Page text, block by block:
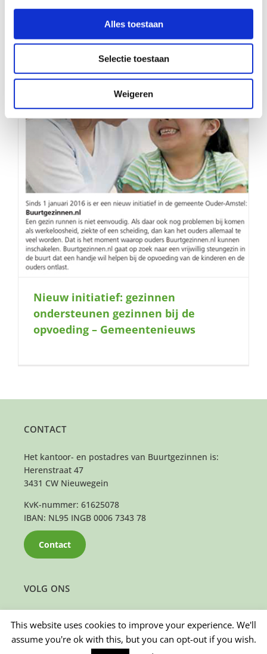
Alles toestaan
Selectie toestaan
Weigeren
Nieuw initiatief: gezinnen
ondersteunen gezinnen bij de
opvoeding – Gemeentenieuws
VOLG ONS
CONTACT
Het kantoor- en postadres van Buurtgezinnen is:
Herenstraat 47
3431 CW Nieuwegein
KvK-nummer: 61625078
IBAN: NL95 INGB 0006 7343 78
Contact
This website uses cookies to improve your experience. We'll
assume you're ok with this, but you can opt-out if you wish.